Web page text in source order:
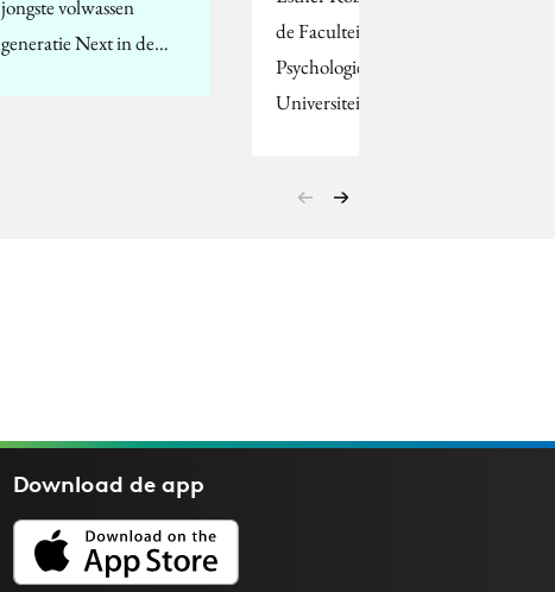
jongste volwassen
generatie Next in de…
de Faculteit Sociale
Psychologie van de
Universiteit van…
Download deapp